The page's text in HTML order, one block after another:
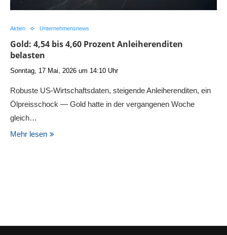
Aktien Unternehmensnews
Gold: 4,54 bis 4,60 Prozent Anleiherenditen
belasten
Sonntag, 17 Mai, 2026 um 14:10 Uhr
Robuste US-Wirtschaftsdaten, steigende Anleiherenditen, ein
Ölpreisschock — Gold hatte in der vergangenen Woche
gleich…
Mehr lesen